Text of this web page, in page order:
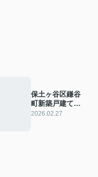
保土ヶ谷区鎌谷
町新築戸建ての
お引渡しに行っ
2026.02.27